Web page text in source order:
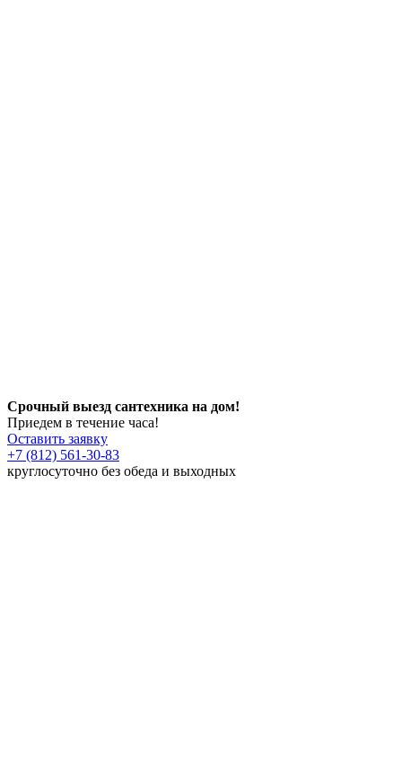
Срочный выезд сантехника на дом!
Приедем в течение часа!
Оставить заявку
+7 (812) 561-30-83
круглосуточно без обеда и выходных